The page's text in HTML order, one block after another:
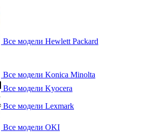
Все модели Hewlett Packard
Все модели Konica Minolta
Все модели Kyocera
Все модели Lexmark
Все модели OKI